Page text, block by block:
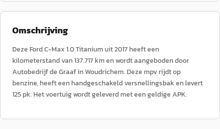
Omschrijving
Deze Ford C-Max 1.0 Titanium uit 2017 heeft een
kilometerstand van 137.717 km en wordt aangeboden door
Autobedrijf de Graaf in Woudrichem. Deze mpv rijdt op
benzine, heeft een handgeschakeld versnellingsbak en levert
125 pk. Het voertuig wordt geleverd met een geldige APK.